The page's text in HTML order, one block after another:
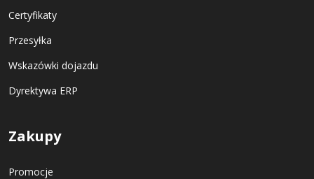
Certyfikaty
Przesyłka
Wskazówki dojazdu
Dyrektywa ERP
Zakupy
Promocje